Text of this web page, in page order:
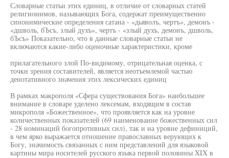
Словарные статьи этих единиц, в отличие от словарных статей
религионимов, называющих Бога, содержат преимущественно
синонимические определения сатана - «дьяволъ, чертъ», демонъ -
«дшволь, бЪсъ, злый духъ», чертъ - «злый духъ, демонъ, дшволь,
бЪсъ» Показательно, что в данные словарные статьи не
включаются какие-либо оценочные характеристики, кроме
прилагательного злой По-видимому, отрицательная оценка, с
точки зрения составителей, является неотъемлемой частью
денотативного значения этих лексических единиц
В рамках макрополя «Сфера существования Бога» наибольшее
внимание в словаре уделено лексемам, входящим в состав
микрополя «Божественное», что проявляется как на уровне
количественных показателей (69 наименование божественных сил
- 28 номинаций богопротивных сил), так и на уровне дефиниций,
в чем ярко выражается отношение православных верующих к
Богу, значимость связанных с ним представлений для языковой
картины мира носителей русского языка первой половины XIX в